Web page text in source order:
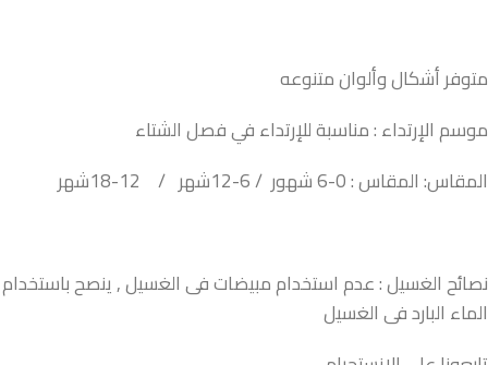
متوفر أشكال وألوان متنوعه
موسم الإرتداء : مناسبة للإرتداء في فصل الشتاء
المقاس: المقاس : 0-6 شهور / 6-12شهر / 12-18شهر
نصائح الغسيل : عدم استخدام مبيضات فى الغسيل , ينصح باستخدام
الماء البارد فى الغسيل